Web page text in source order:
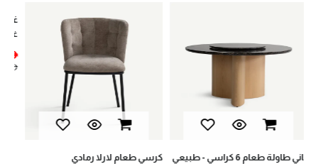
كرسي طعام لارلا رمادي غابي طاولة قهوة - أبيض